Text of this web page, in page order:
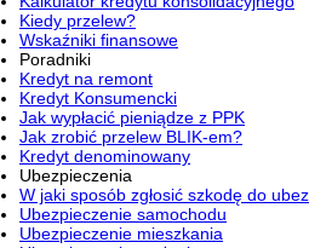
Kiedy przelew?
Wskaźniki finansowe
Poradniki
Kredyt na remont
Kredyt Konsumencki
Jak wypłacić pieniądze z PPK
Jak zrobić przelew BLIK-em?
Kredyt denominowany
Ubezpieczenia
W jaki sposób zgłosić szkodę do
Ubezpieczenie samochodu
Ubezpieczenie mieszkania